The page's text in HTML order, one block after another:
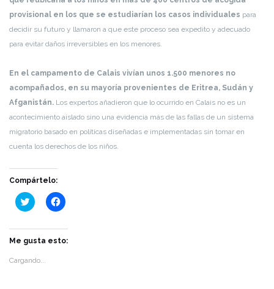
provisional en los que se estudiarían los casos individuales para
decidir su futuro y llamaron a que este proceso sea expedito y adecuado
para evitar daños irreversibles en los menores.
En el campamento de Calais vivían unos 1.500 menores no
acompañados, en su mayoría provenientes de Eritrea, Sudán y
Afganistán. Los expertos añadieron que lo ocurrido en Calais no es un
acontecimiento aislado sino una evidencia más de las fallas de un sistema
migratorio basado en políticas diseñadas e implementadas sin tomar en
cuenta los derechos de los niños.
Compártelo:
Haz
clic
en
Twitter
en
Haz
clic
en
Facebook
Me gusta esto:
Cargando...